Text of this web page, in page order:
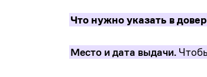
Что нужно указать в
Место и дата выдачи.